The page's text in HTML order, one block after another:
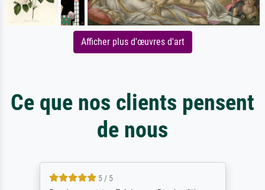
Afficher plus d'œuvres d'art
Ce que nos clients pensent
de nous
5 / 5